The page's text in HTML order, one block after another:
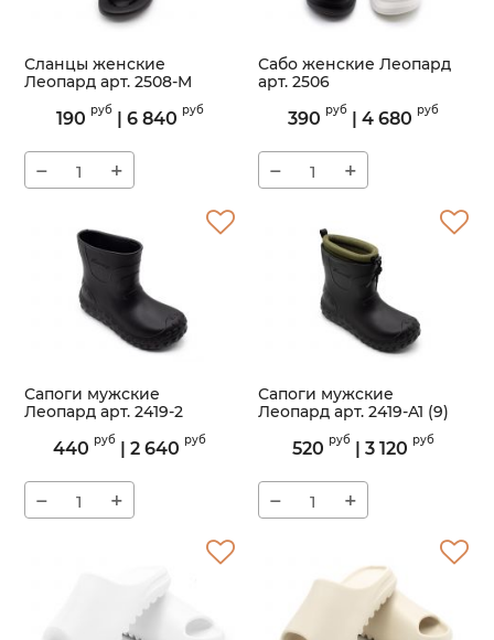
Сланцы женские
Леопард арт. 2508-M
2508-M
190 руб| 6 840 руб
− +
Сабо женские Леопард
арт. 2506
2506
390 руб | 4 680 руб
− +
Сапоги мужские
Леопард арт. 2419-2
2419-2
440 руб | 2 640 руб
− +
Сапоги мужские
Леопард арт. 2419-A1 (9)
2419-A1
520 руб | 3 120 руб
− +